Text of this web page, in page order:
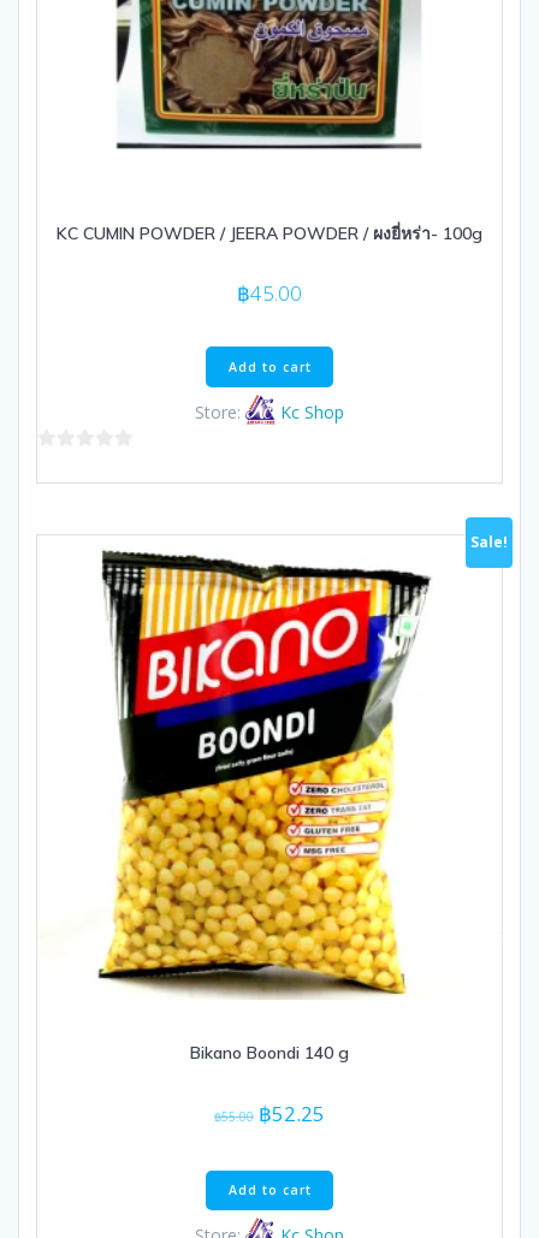
KC CUMIN POWDER / JEERA POWDER / ผงยี่หร่า- 100g
฿45.00
Add to cart
Store: Kc Shop
Sale!
Bikano Boondi 140 g
฿55.00 Original
฿55.00.
฿52.25
Add to cart